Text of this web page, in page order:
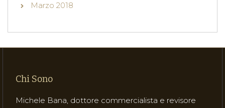
Marzo 2018
Chi Sono
Michele Bana, dottore commercialista e revisore